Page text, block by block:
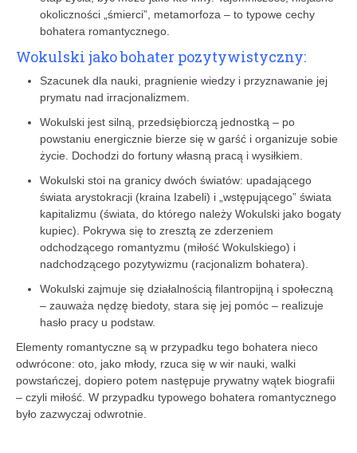
okoliczności „śmierci”, metamorfoza – to typowe cechy
bohatera romantycznego.
Wokulski jako bohater pozytywistyczny:
Szacunek dla nauki, pragnienie wiedzy i przyznawanie jej
prymatu nad irracjonalizmem.
Wokulski jest silną, przedsiębiorczą jednostką – po
powstaniu energicznie bierze się w garść i organizuje sobie
życie. Dochodzi do fortuny własną pracą i wysiłkiem.
Wokulski stoi na granicy dwóch światów: upadającego
świata arystokracji (kraina Izabeli) i „wstępującego” świata
kapitalizmu (świata, do którego należy Wokulski jako bogaty
kupiec). Pokrywa się to zresztą ze zderzeniem
odchodzącego romantyzmu (miłość Wokulskiego) i
nadchodzącego pozytywizmu (racjonalizm bohatera).
Wokulski zajmuje się działalnością filantropijną i społeczną
– zauważa nędzę biedoty, stara się jej pomóc – realizuje
hasło pracy u podstaw.
Elementy romantyczne są w przypadku tego bohatera nieco
odwrócone: oto, jako młody, rzuca się w wir nauki, walki
powstańczej, dopiero potem następuje prywatny wątek biografii
– czyli miłość. W przypadku typowego bohatera romantycznego
było zazwyczaj odwrotnie.